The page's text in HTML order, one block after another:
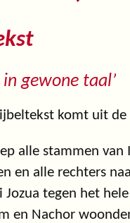
in gewone taal’
komt uit de
alle stammen
en alle rechters
Jozua tegen het
en Nachor